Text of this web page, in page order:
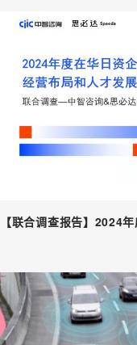
【联合调查报告】2024